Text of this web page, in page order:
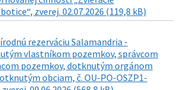
zverej. 02.07.2026 (119,8 kB)
rezerváciu Salamandria -
vlastníkom pozemkov, správcom
pozemkov, dotknutým orgánom
obciam, č. OU-PO-OSZP1-